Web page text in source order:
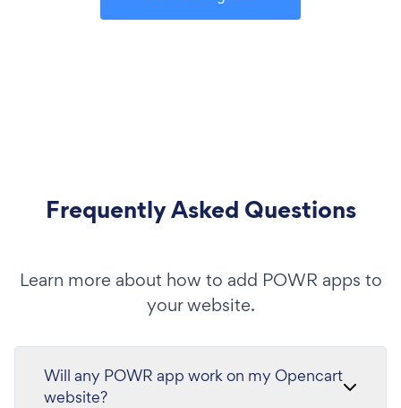
Frequently Asked Questions
Learn more about how to add POWR apps to
your website.
Will any POWR app work on my Opencart
website?